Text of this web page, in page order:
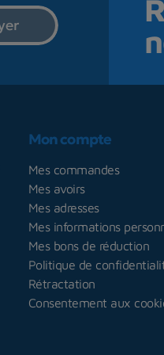
Mon compte
Mes commandes
Mes avoirs
Mes adresses
Mes informations
Mes bons de réduction
Politique de
Rétractation
Consentement aux